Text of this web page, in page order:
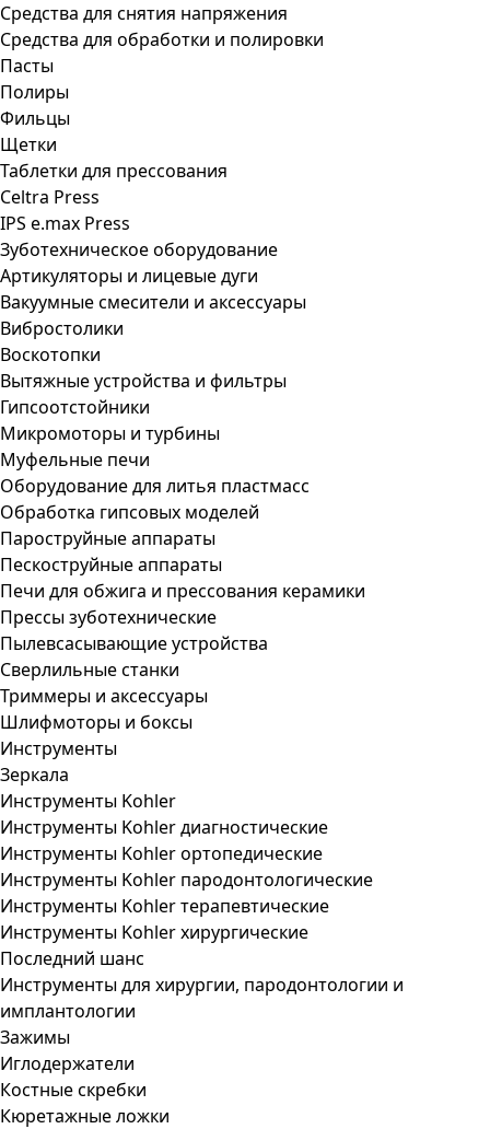
Средства для снятия напряжения
Средства для обработки и полировки
Пасты
Полиры
Фильцы
Щетки
Таблетки для прессования
Celtra Press
IPS e.max Press
Зуботехническое оборудование
Артикуляторы и лицевые дуги
Вакуумные смесители и аксессуары
Вибростолики
Воскотопки
Вытяжные устройства и фильтры
Гипсоотстойники
Микромоторы и турбины
Муфельные печи
Оборудование для литья пластмасс
Обработка гипсовых моделей
Пароструйные аппараты
Пескоструйные аппараты
Печи для обжига и прессования керамики
Прессы зуботехнические
Пылевсасывающие устройства
Сверлильные станки
Триммеры и аксессуары
Шлифмоторы и боксы
Инструменты
Зеркала
Инструменты Kohler
Инструменты Kohler диагностические
Инструменты Kohler ортопедические
Инструменты Kohler пародонтологические
Инструменты Kohler терапевтические
Инструменты Kohler хирургические
Последний шанс
Инструменты для хирургии, пародонтологии и
имплантологии
Зажимы
Иглодержатели
Костные скребки
Кюретажные ложки